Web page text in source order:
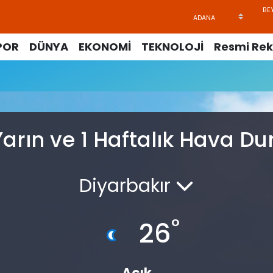
DÜNYA EKONOMİ TEKNOLOJİ Resmi
ve 1 Haftalık Hava
Diyarbakır
26°